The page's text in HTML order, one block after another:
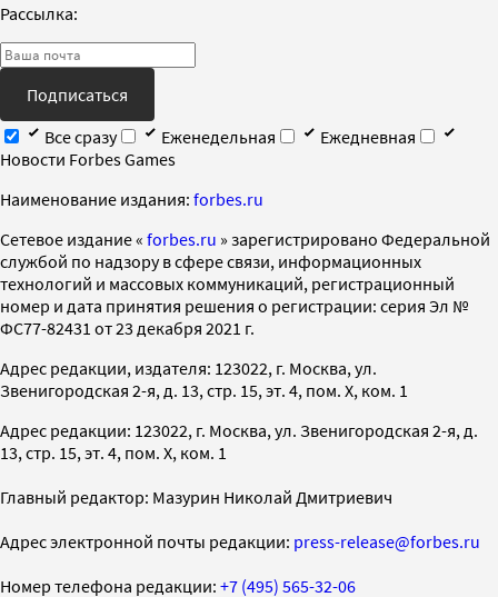
Рассылка:
Подписаться
Все сразу
Еженедельная
Ежедневная
Новости Forbes Games
Наименование издания: forbes.ru
Cетевое издание « forbes.ru » зарегистрировано Федеральной
службой по надзору в сфере связи, информационных
технологий и массовых коммуникаций, регистрационный
номер и дата принятия решения о регистрации: серия Эл №
ФС77-82431 от 23 декабря 2021 г.
Адрес редакции, издателя: 123022, г. Москва, ул.
Звенигородская 2-я, д. 13, стр. 15, эт. 4, пом. X, ком. 1
Адрес редакции: 123022, г. Москва, ул. Звенигородская 2-я, д.
13, стр. 15, эт. 4, пом. X, ком. 1
Главный редактор: Мазурин Николай Дмитриевич
Адрес электронной почты редакции: press-release@forbes.ru
Номер телефона редакции: +7 (495) 565-32-06